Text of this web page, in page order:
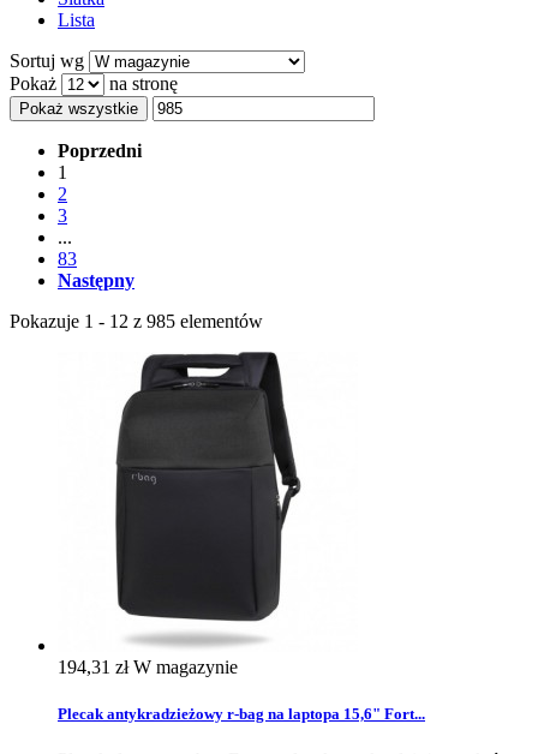
Lista
Sortuj wg
Pokaż
na stronę
Pokaż wszystkie
Poprzedni
1
2
3
...
83
Następny
Pokazuje 1 - 12 z 985 elementów
194,31 złW magazynie
Plecak antykradzieżowy r-bag na laptopa 15,6" Fort...